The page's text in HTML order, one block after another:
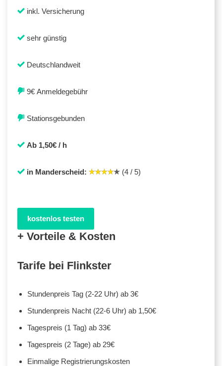
inkl. Versicherung
sehr günstig
Deutschlandweit
9€ Anmeldegebühr
Stationsgebunden
Ab 1,50€ / h
in Manderscheid: (4 / 5)
kostenlos testen
+ Vorteile & Kosten
Tarife bei Flinkster
Stundenpreis Tag (2-22 Uhr) ab 3€
Stundenpreis Nacht (22-6 Uhr) ab 1,50€
Tagespreis (1 Tag) ab 33€
Tagespreis (2 Tage) ab 29€
Einmalige Registrierungskosten